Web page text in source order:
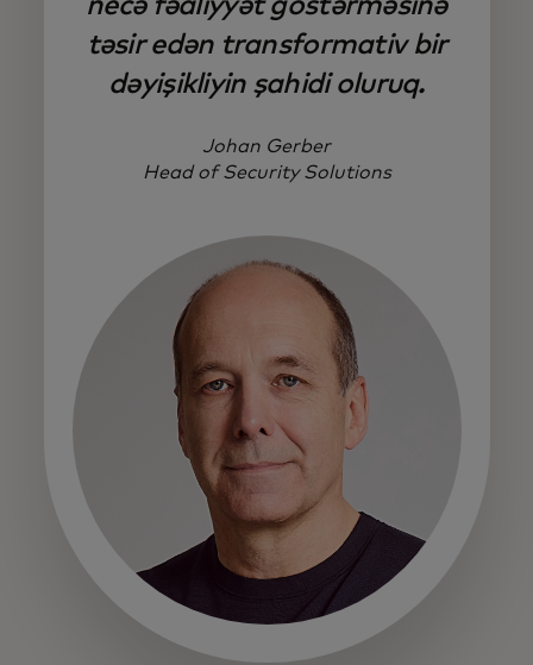
təsir edən transformativ bir
dəyişikliyin şahidi oluruq.
Johan Gerber
Head of Security Solutions
opens in a new tab